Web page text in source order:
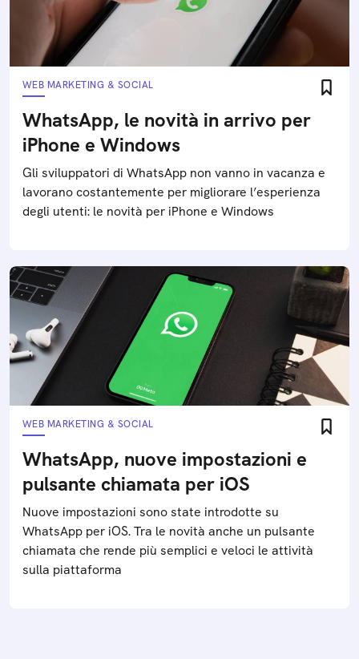
WEB MARKETING & SOCIAL
WhatsApp, le novità in arrivo per
iPhone e Windows
Gli sviluppatori di WhatsApp non vanno in vacanza e
lavorano costantemente per migliorare l’esperienza
degli utenti: le novità per iPhone e Windows
WEB MARKETING & SOCIAL
WhatsApp, nuove impostazioni e
pulsante chiamata per iOS
Nuove impostazioni sono state introdotte su
WhatsApp per iOS. Tra le novità anche un pulsante
chiamata che rende più semplici e veloci le attività
sulla piattaforma